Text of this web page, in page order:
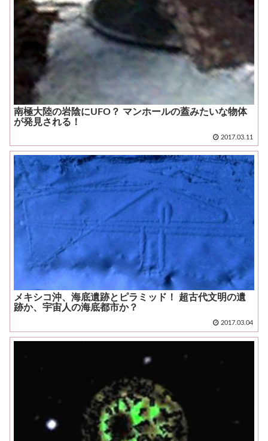
南極大陸の岩陰にUFO？ マンホールの蓋みたいな物体
が発見される！
2017.03.11
メキシコ沖、海底遺跡とピラミッド！ 超古代文明の遺
跡か、宇宙人の海底都市か？
2017.03.04